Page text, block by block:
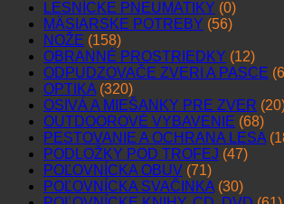
LESNÍCKE PNEUMATIKY (0)
MÄSIARSKE POTREBY (56)
NOŽE (158)
OBRANNÉ PROSTRIEDKY (12)
ODPUDZOVAČE ZVERI A PASCE
OPTIKA (320)
OSIVÁ A MIEŠANKY PRE ZVER
OUTDOOROVÉ VYBAVENIE (68)
PESTOVANIE A OCHRANA LESA
PODLOŽKY POD TROFEJ (47)
POĽOVNÍCKA OBUV (71)
POĽOVNÍCKA SVAČINKA (30)